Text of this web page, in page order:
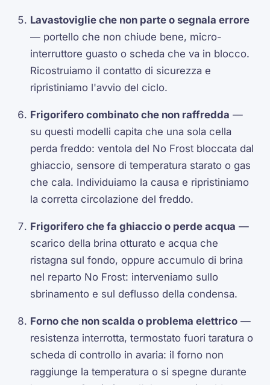
Lavastoviglie che non parte o segnala errore
— portello che non chiude bene, micro-
interruttore guasto o scheda che va in blocco.
Ricostruiamo il contatto di sicurezza e
ripristiniamo l'avvio del ciclo.
Frigorifero combinato che non raffredda —
su questi modelli capita che una sola cella
perda freddo: ventola del No Frost bloccata dal
ghiaccio, sensore di temperatura starato o gas
che cala. Individuiamo la causa e ripristiniamo
la corretta circolazione del freddo.
Frigorifero che fa ghiaccio o perde acqua —
scarico della brina otturato e acqua che
ristagna sul fondo, oppure accumulo di brina
nel reparto No Frost: interveniamo sullo
sbrinamento e sul deflusso della condensa.
Forno che non scalda o problema elettrico —
resistenza interrotta, termostato fuori taratura o
scheda di controllo in avaria: il forno non
raggiunge la temperatura o si spegne durante